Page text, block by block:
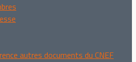
autres documents du CNEF